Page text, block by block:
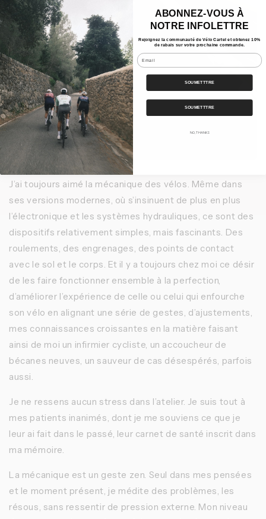
J’ai toujours aimé la mécanique des vélos. Même dans
ses versions modernes, où s’insinuent de plus en plus
l’électronique et les systèmes hydrauliques, ce sont des
dispositifs relativement simples, mais fascinants. Des
roulements, des engrenages, des points de contact
avec le sol et le corps. Et il y a toujours chez moi ce désir
de les faire fonctionner ensemble à la perfection,
d’améliorer l’expérience de celle ou celui qui enfourche
son vélo en alignant une série de gestes, d’ajustements,
mes connaissances croissantes en la matière faisant
ainsi de moi un infirmier cycliste, un accoucheur de
bécanes neuves, un sauveur de cas désespérés, parfois
aussi.
Je ne ressens aucun stress dans l’atelier. Je suis tout à
mes patients inanimés, dont je me souviens ce que je
leur ai fait dans le passé, leur carnet de santé inscrit dans
ma mémoire.
La mécanique est un geste zen. Seul dans mes pensées
et le moment présent, je médite des problèmes, les
résous, sans ressentir de pression externe. Mon niveau
ABONNEZ-VOUS À
NOTRE INFOLETTRE
Rejoignez la communauté de Vélo Cartel et obtenez 10%
de rabais sur votre prochaine commande.
Email
SOUMETTTRE
SOUMETTTRE
NO, THANKS